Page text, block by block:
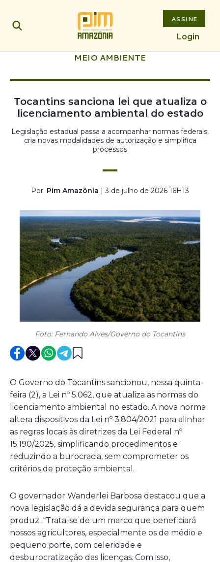
ASSINE
Login
MEIO AMBIENTE
Tocantins sanciona lei que atualiza o
licenciamento ambiental do estado
Legislação estadual passa a acompanhar normas federais,
cria novas modalidades de autorização e simplifica
processos
Por: Pim Amazônia | 3 de julho de 2026 16H13
Foto: Fernando Alves/Governo do Tocantins
O Governo do Tocantins sancionou, nessa quinta-
feira (2), a Lei nº 5.062, que atualiza as normas do
licenciamento ambiental no estado. A nova norma
altera dispositivos da Lei nº 3.804/2021 para alinhar
as regras locais às diretrizes da Lei Federal nº
15.190/2025, simplificando procedimentos e
reduzindo a burocracia, sem comprometer os
critérios de proteção ambiental.
O governador Wanderlei Barbosa destacou que a
nova legislação dá a devida segurança para quem
produz. “Trata-se de um marco que beneficiará
nossos agricultores, especialmente os de médio e
pequeno porte, com celeridade e
desburocratização das licenças. Com isso,